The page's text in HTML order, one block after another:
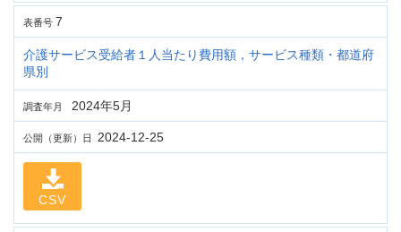
表番号 7
介護サービス受給者１人当たり費用額，サービス種類・都道府
県別
調査年月 2024年5月
公開（更新）日 2024-12-25
CSV